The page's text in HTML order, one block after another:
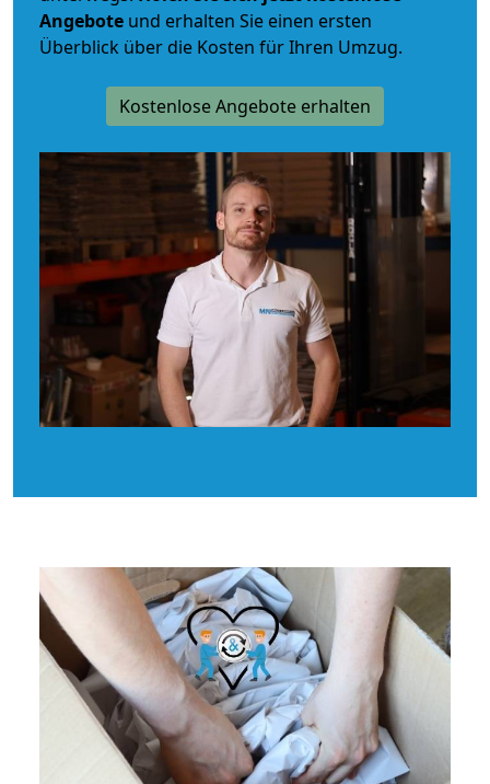
Angebote und erhalten Sie einen ersten
Überblick über die Kosten für Ihren Umzug.
Kostenlose Angebote erhalten